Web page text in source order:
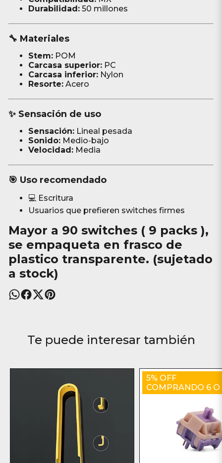
Durabilidad:50 millones
🔧 Materiales
Stem:POM
Carcasa superior:PC
Carcasa inferior:Nylon
Resorte:Acero
✨ Sensación de uso
Sensación:Lineal pesada
Sonido:Medio-bajo
Velocidad:Media
🎯 Uso recomendado
💻 Escritura
Usuarios que prefieren switches firmes
Mayor a 90 switches ( 9 packs ),
se empaqueta en frasco de
plastico transparente. (sujetado
a stock)
Te puede interesar también
5% OFF
COMPRANDO 6 O